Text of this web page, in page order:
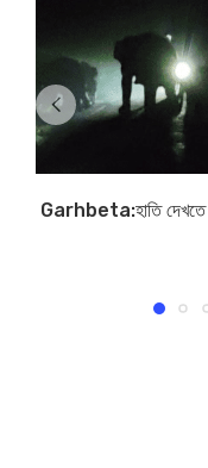
Garhbeta:হাতি দেখতে